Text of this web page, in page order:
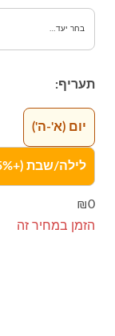
תעריף:
יום (א'-ה')
לילה/שבת (+25%)
₪0
הזמן במחיר זה